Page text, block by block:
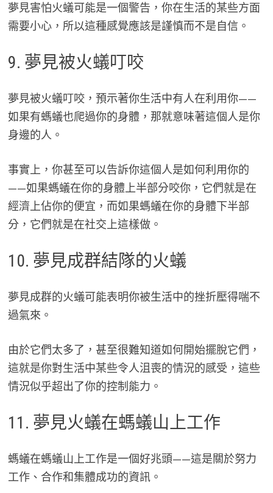
夢見害怕火蟻可能是一個警告，你在生活的某些方面
需要小心，所以這種感覺應該是謹慎而不是自信。
9. 夢見被火蟻叮咬
夢見被火蟻叮咬，預示著你生活中有人在利用你——
如果有螞蟻也爬過你的身體，那就意味著這個人是你
身邊的人。
事實上，你甚至可以告訴你這個人是如何利用你的
——如果螞蟻在你的身體上半部分咬你，它們就是在
經濟上佔你的便宜，而如果螞蟻在你的身體下半部
分，它們就是在社交上這樣做。
10. 夢見成群結隊的火蟻
夢見成群的火蟻可能表明你被生活中的挫折壓得喘不
過氣來。
由於它們太多了，甚至很難知道如何開始擺脫它們，
這就是你對生活中某些令人沮喪的情況的感受，這些
情況似乎超出了你的控制能力。
11. 夢見火蟻在螞蟻山上工作
螞蟻在螞蟻山上工作是一個好兆頭——這是關於努力
工作、合作和集體成功的資訊。